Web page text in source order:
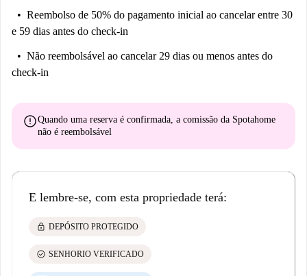
Reembolso de 50% do pagamento inicial ao cancelar entre 30
e 59 dias antes do check-in
Não reembolsável ao cancelar 29 dias ou menos antes do
check-in
errorQuando uma reserva é confirmada, a comissão da Spotahome
não é reembolsável
E lembre-se, com esta propriedade terá:
lock DEPÓSITO PROTEGIDO
check_circle SENHORIO VERIFICADO